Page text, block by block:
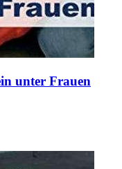
unter Frauen